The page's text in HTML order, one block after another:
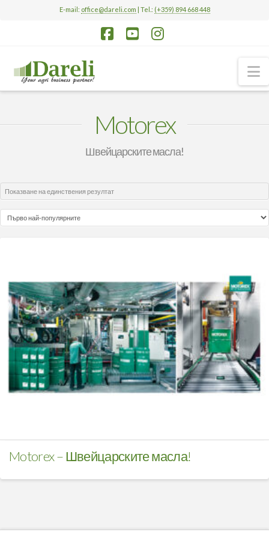
E-mail: office@dareli.com | Tel.: (+359) 894 668 448
Motorex
Швейцарските масла!
Показване на единствения резултат
Motorex – Швейцарските масла!